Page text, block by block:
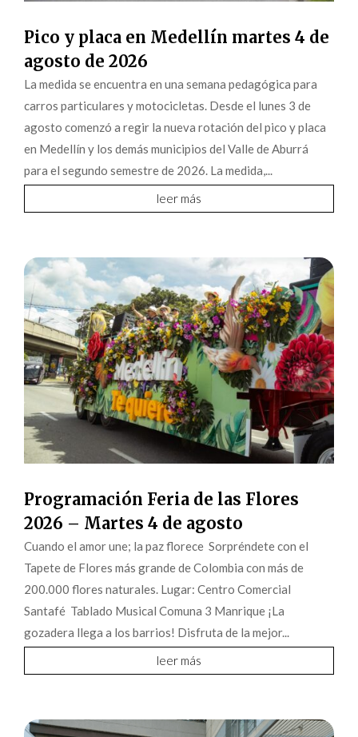
Pico y placa en Medellín martes 4 de
agosto de 2026
La medida se encuentra en una semana pedagógica para
carros particulares y motocicletas. Desde el lunes 3 de
agosto comenzó a regir la nueva rotación del pico y placa
en Medellín y los demás municipios del Valle de Aburrá
para el segundo semestre de 2026. La medida,...
leer más
Programación Feria de las Flores
2026 – Martes 4 de agosto
Cuando el amor une; la paz florece Sorpréndete con el
Tapete de Flores más grande de Colombia con más de
200.000 flores naturales. Lugar: Centro Comercial
Santafé Tablado Musical Comuna 3 Manrique ¡La
gozadera llega a los barrios! Disfruta de la mejor...
leer más